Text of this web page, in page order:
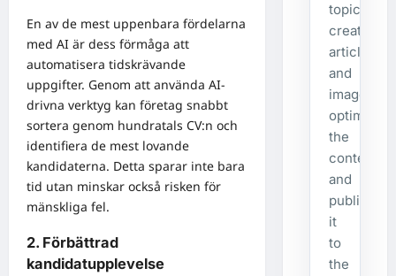
En av de mest uppenbara fördelarna
med AI är dess förmåga att
automatisera tidskrävande
uppgifter. Genom att använda AI-
drivna verktyg kan företag snabbt
sortera genom hundratals CV:n och
identifiera de mest lovande
kandidaterna. Detta sparar inte bara
tid utan minskar också risken för
mänskliga fel.
2. Förbättrad
kandidatupplevelse
topics,
creates
articles
and
images,
optimizes
the
content,
and
publishes
it
to
the